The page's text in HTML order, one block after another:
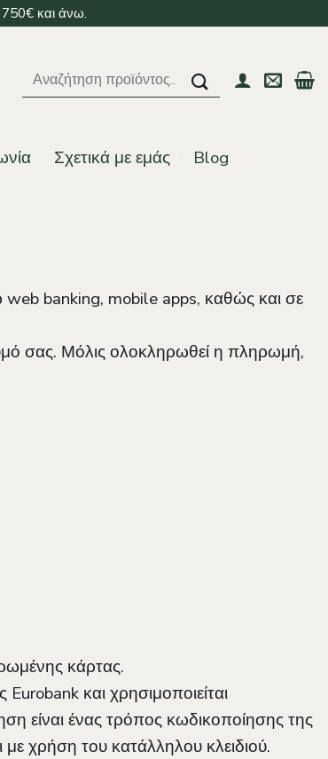
και άνω.
Αναζήτηση
Σχετικά με εμάς Blog
banking, mobile apps, καθώς και σε
σας. Μόλις ολοκληρωθεί η πληρωμή,
κάρτας.
και χρησιμοποιείται
ένας τρόπος κωδικοποίησης της
χρήση του κατάλληλου κλειδιού.